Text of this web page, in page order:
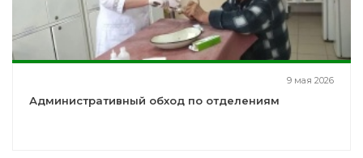
9 мая 2026
Административный обход по отделениям